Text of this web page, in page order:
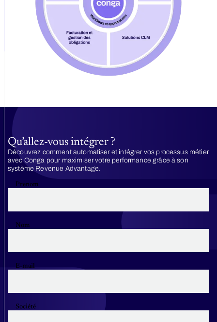
Qu’allez-vous intégrer ?
Découvrez comment automatiser et intégrer vos processus métier
avec Conga pour maximiser votre performance grâce à son
système Revenue Advantage.
Prenom
Nom
E-mail
Société